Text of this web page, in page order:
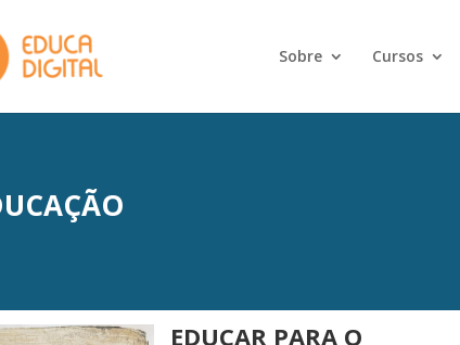
Sobre Cursos
EDUCAR PARA O